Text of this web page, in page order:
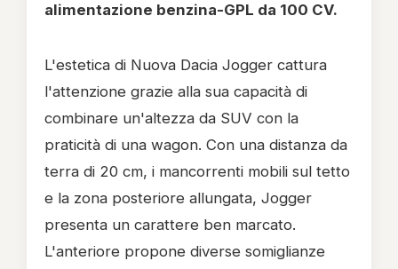
alimentazione benzina-GPL da 100 CV.
L'estetica di Nuova Dacia Jogger cattura
l'attenzione grazie alla sua capacità di
combinare un'altezza da SUV con la
praticità di una wagon. Con una distanza da
terra di 20 cm, i mancorrenti mobili sul tetto
e la zona posteriore allungata, Jogger
presenta un carattere ben marcato.
L'anteriore propone diverse somiglianze